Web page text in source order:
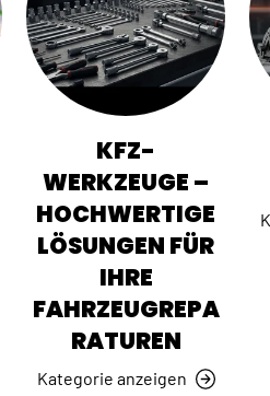
KFZ-
WERKZEUGE –
HOCHWERTIGE
LÖSUNGEN FÜR
IHRE
FAHRZEUGREPA
RATUREN
Kategorie anzeigen